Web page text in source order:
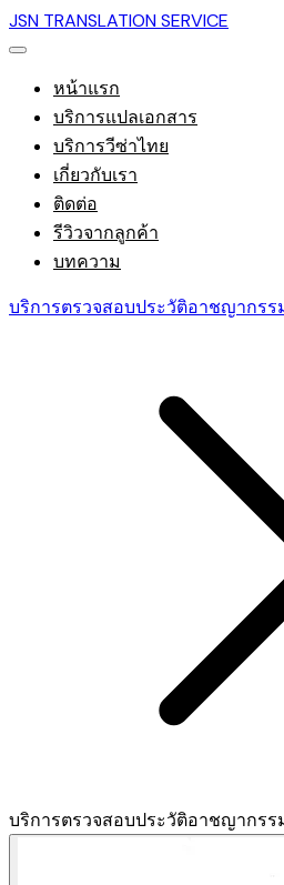
JSN TRANSLATION SERVICE
หน้าแรก
บริการแปลเอกสาร
บริการวีซ่าไทย
เกี่ยวกับเรา
ติดต่อ
รีวิวจากลูกค้า
บทความ
บริการตรวจสอบประวัติอาชญากรร
บริการตรวจสอบประวัติอาชญากร